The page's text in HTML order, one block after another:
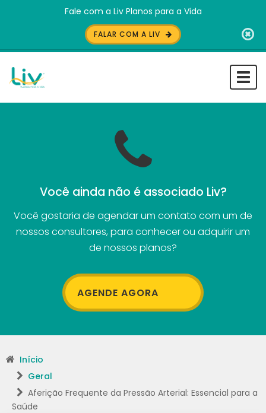
Fale com a Liv Planos para a Vida
FALAR COM A LIV
Você ainda não é associado Liv?
Você gostaria de agendar um contato com um de
nossos consultores, para conhecer ou adquirir um
de nossos planos?
AGENDE AGORA
Início
Geral
Aferição Frequente da Pressão Arterial: Essencial para a
Saúde